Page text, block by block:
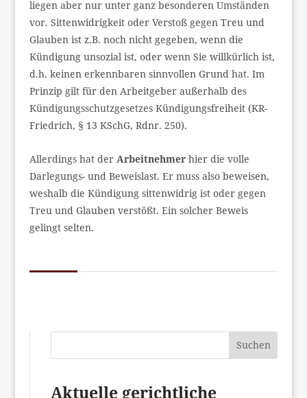
liegen aber nur unter ganz besonderen Umständen
vor. Sittenwidrigkeit oder Verstoß gegen Treu und
Glauben ist z.B. noch nicht gegeben, wenn die
Kündigung unsozial ist, oder wenn Sie willkürlich ist,
d.h. keinen erkennbaren sinnvollen Grund hat. Im
Prinzip gilt für den Arbeitgeber außerhalb des
Kündigungsschutzgesetzes Kündigungsfreiheit (KR-
Friedrich, § 13 KSchG, Rdnr. 250).
Allerdings hat der Arbeitnehmerhier die volle
Darlegungs- und Beweislast. Er muss also beweisen,
weshalb die Kündigung sittenwidrig ist oder gegen
Treu und Glauben verstößt. Ein solcher Beweis
gelingt selten.
Suchen
Aktuelle gerichtliche